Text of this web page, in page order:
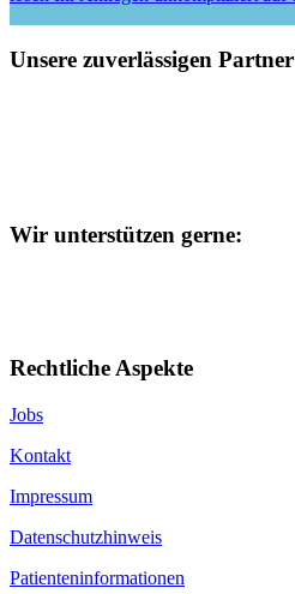
Unsere zuverlässigen Partner
Wir unterstützen gerne:
Rechtliche Aspekte
Jobs
Kontakt
Impressum
Datenschutzhinweis
Patienteninformationen